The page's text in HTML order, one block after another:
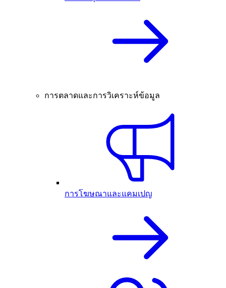
การตลาดและการวิเคราะห์ข้อมูล
การโฆษณาและแคมเปญ